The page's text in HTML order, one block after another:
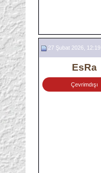
27 Şubat 2026, 12:19
EsRa
Çevrimdışı